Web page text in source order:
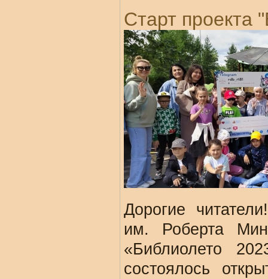
Старт проекта
Дорогие
им. Роберта
«Библиолето
состоялось